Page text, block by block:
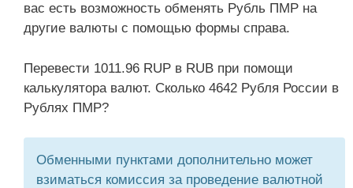
вас есть возможность обменять Рубль ПМР на
другие валюты с помощью формы справа.
Перевести 1011.96 RUP в RUB при помощи
калькулятора валют. Сколько 4642 Рубля России в
Рублях ПМР?
Обменными пунктами дополнительно может
взиматься комиссия за проведение валютной